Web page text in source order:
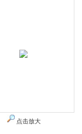
点击放大